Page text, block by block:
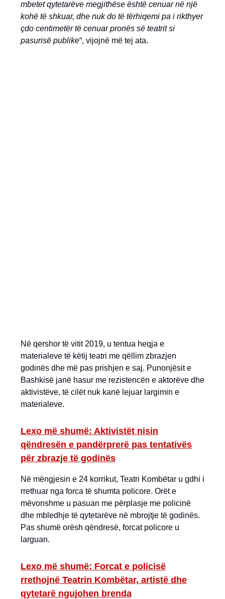
mbetet qytetarëve megjithëse është cenuar në një
kohë të shkuar, dhe nuk do të tërhiqemi pa i rikthyer
çdo centimetër të cenuar pronës së teatrit si
pasurisë publike“, vijojnë më tej ata.
Në qershor të vitit 2019, u tentua heqja e
materialeve të këtij teatri me qëllim zbrazjen
godinës dhe më pas prishjen e saj. Punonjësit e
Bashkisë janë hasur me rezistencën e aktorëve dhe
aktivistëve, të cilët nuk kanë lejuar largimin e
materialeve.
Lexo më shumë: Aktivistët nisin
qëndresën e pandërprerë pas tentativës
për zbrazje të godinës
Në mëngjesin e 24 korrikut, Teatri Kombëtar u gdhi i
rrethuar nga forca të shumta policore. Orët e
mëvonshme u pasuan me përplasje me policinë
dhe mbledhje të qytetarëve në mbrojtje të godinës.
Pas shumë orësh qëndresë, forcat policore u
larguan.
Lexo më shumë: Forcat e policisë
rrethojnë Teatrin Kombëtar, artistë dhe
qytetarë ngujohen brenda